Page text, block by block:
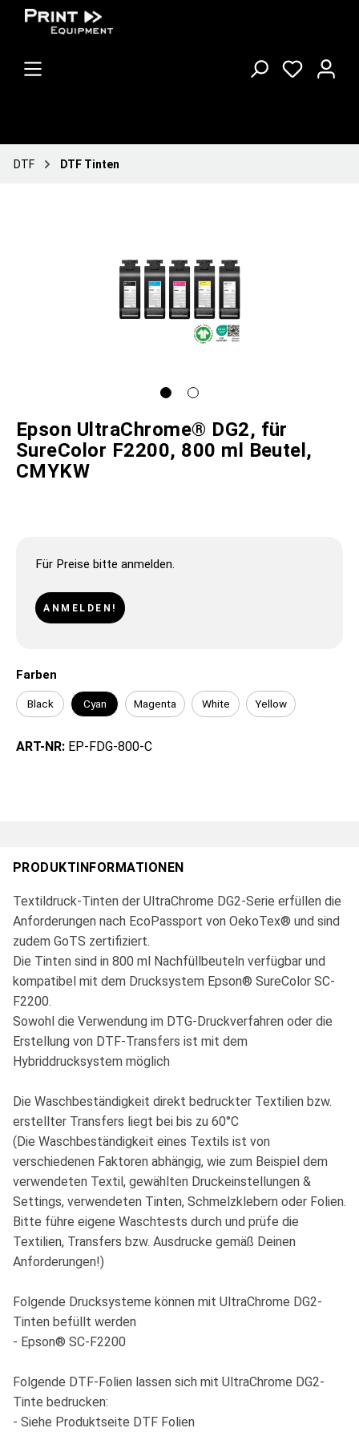
DTF DTF Tinten
Epson UltraChrome® DG2, für
SureColor F2200, 800 ml Beutel,
CMYKW
Für Preise bitte anmelden.
ANMELDEN!
Farben
Black Cyan Magenta White Yellow
ART-NR: EP-FDG-800-C
PRODUKTINFORMATIONEN
Textildruck-Tinten der UltraChrome DG2-Serie erfüllen die
Anforderungen nach EcoPassport von OekoTex® und sind
zudem GoTS zertifiziert.
Die Tinten sind in 800 ml Nachfüllbeuteln verfügbar und
kompatibel mit dem Drucksystem Epson® SureColor SC-
F2200.
Sowohl die Verwendung im DTG-Druckverfahren oder die
Erstellung von DTF-Transfers ist mit dem
Hybriddrucksystem möglich
Die Waschbeständigkeit direkt bedruckter Textilien bzw.
erstellter Transfers liegt bei bis zu 60°C
(Die Waschbeständigkeit eines Textils ist von
verschiedenen Faktoren abhängig, wie zum Beispiel dem
verwendeten Textil, gewählten Druckeinstellungen &
Settings, verwendeten Tinten, Schmelzklebern oder Folien.
Bitte führe eigene Waschtests durch und prüfe die
Textilien, Transfers bzw. Ausdrucke gemäß Deinen
Anforderungen!)
Folgende Drucksysteme können mit UltraChrome DG2-
Tinten befüllt werden
- Epson® SC-F2200
Folgende DTF-Folien lassen sich mit UltraChrome DG2-
Tinte bedrucken:
- Siehe Produktseite DTF Folien